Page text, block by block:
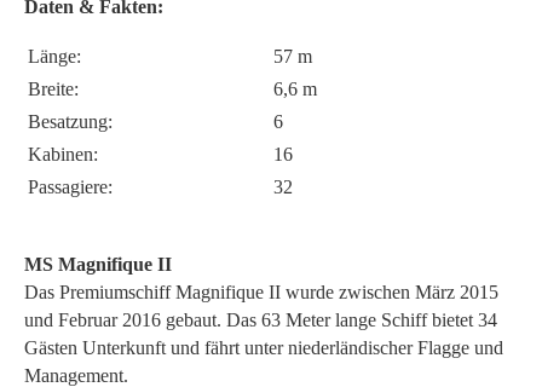
Daten & Fakten:
Länge:
57 m
Breite:
6,6 m
Besatzung:
6
Kabinen:
16
Passagiere:
32
MS Magnifique II
Das Premiumschiff Magnifique II wurde zwischen März 2015
und Februar 2016 gebaut. Das 63 Meter lange Schiff bietet 34
Gästen Unterkunft und fährt unter niederländischer Flagge und
Management.